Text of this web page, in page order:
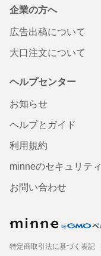
企業の方へ
広告出稿について
大口注文について
ヘルプセンター
お知らせ
ヘルプとガイド
利用規約
minneのセキュリティ
お問い合わせ
特定商取引法に基づく表記